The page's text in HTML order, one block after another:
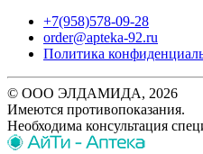
+7(958)578-09-28
order@apteka-92.ru
Политика
© ООО ЭЛДАМИДА, 2026
Имеются противопоказания.
Необходима консультация